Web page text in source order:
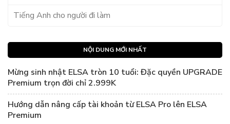
Tiếng Anh cho người đi làm
NỘI DUNG MỚI NHẤT
Mừng sinh nhật ELSA tròn 10 tuổi: Đặc quyền UPGRADE
Premium trọn đời chỉ 2.999K
Hướng dẫn nâng cấp tài khoản từ ELSA Pro lên ELSA
Premium